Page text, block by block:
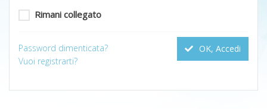
Rimani collegato
OK, Accedi
Password dimenticata?
Vuoi registrarti?